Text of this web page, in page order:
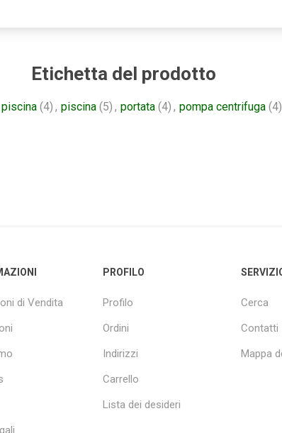
Etichetta del prodotto
(4) , piscina (5) , portata (4) , pompa centrifuga (4)
di Vendita
PROFILO
Profilo
Ordini
Indirizzi
Carrello
Lista dei desideri
Cerca
Contatti
Mappa